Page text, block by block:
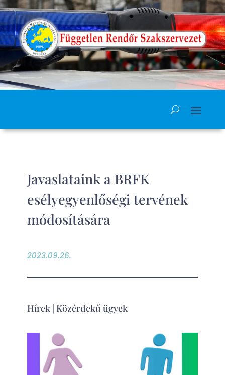
Javaslataink a BRFK
esélyegyenlőségi tervének
módosítására
2023.09.26.
Hírek| Közérdekű ügyek